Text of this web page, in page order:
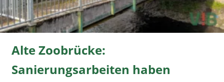
Alte Zoobrücke:
Sanierungsarbeiten haben